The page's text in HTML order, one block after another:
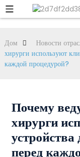
Дом Новости
хирурги используют
каждой процедурой?
Почему
хирурги
перед